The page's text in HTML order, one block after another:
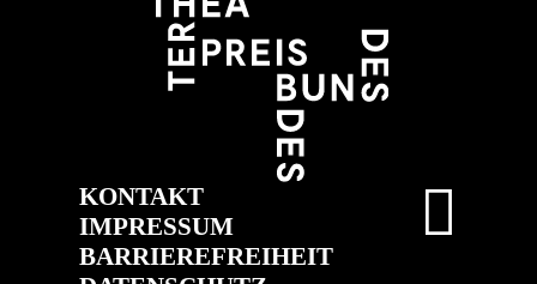
KONTAKT
IMPRESSUM
BARRIEREFREIHEIT